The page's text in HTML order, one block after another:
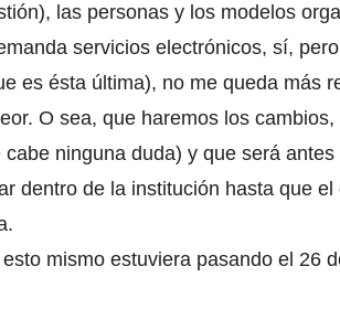
las personas y los modelos
servicios electrónicos, sí,
es ésta última), no me queda más
O sea, que haremos los
ninguna duda) y que será
dentro de la institución hasta que
esto mismo estuviera pasando el 26